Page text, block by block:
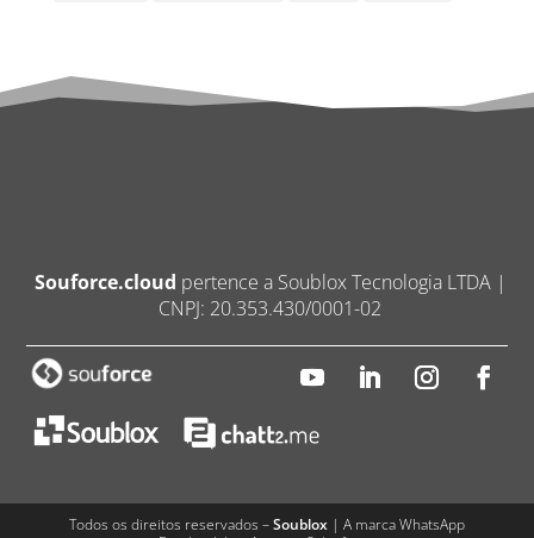
Souforce.cloud pertence a Soublox Tecnologia LTDA |
CNPJ: 20.353.430/0001-02
Todos os direitos reservados –Soublox| A marca WhatsApp